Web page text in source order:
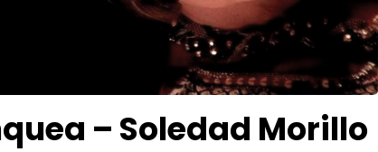
– Soledad Morillo